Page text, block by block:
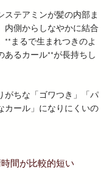
ステアミンが髪の内部ま
内側からしなやかに結合
**まるで生まれつきのよ
あるカール**が長持ちし
がちな「ゴワつき」「パ
カール」になりにくいの
間が比較的短い